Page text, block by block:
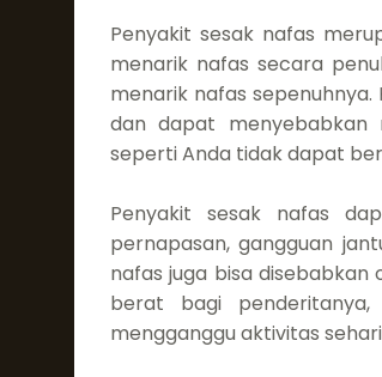
Penyakit sesak nafas
menarik nafas secara
menarik nafas
dan dapat menyebabkan
seperti Anda tidak dapat
Penyakit sesak nafas
pernapasan, gangguan
nafas juga bisa disebabkan
berat bagi
mengganggu aktivitas